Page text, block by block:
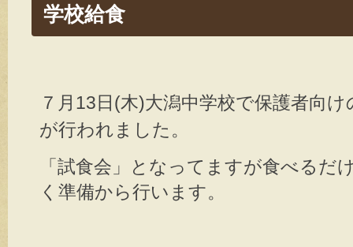
学校給食
７月13日(木)大潟中学校で保護者向け
が行われました。
「試食会」となってますが食べるだ
く準備から行います。